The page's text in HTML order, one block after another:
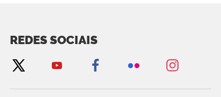
REDES SOCIAIS